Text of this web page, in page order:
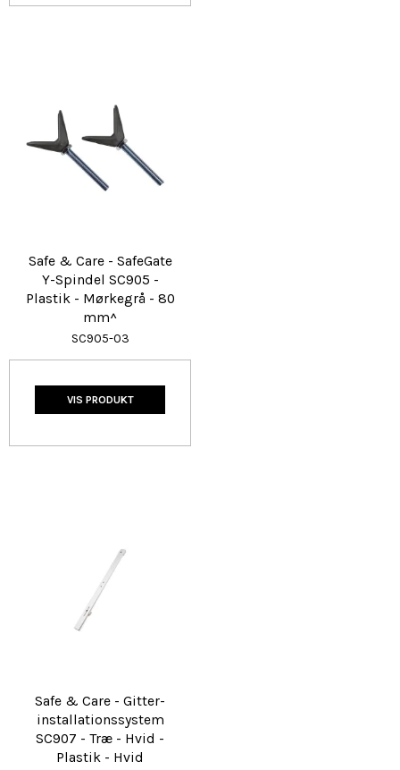
Safe & Care - SafeGate
Y-Spindel SC905 -
Plastik - Mørkegrå - 80
mm^
SC905-03
VIS PRODUKT
Safe & Care - Gitter-
installationssystem
SC907 - Træ - Hvid -
Plastik - Hvid